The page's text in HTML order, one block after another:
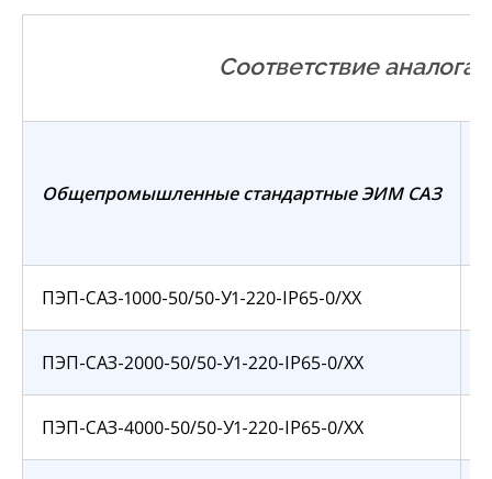
Соответствие аналогам
Общепромышленные стандартные ЭИМ САЗ
ПЭП-САЗ-1000-50/50-У1-220-IP65-0/ХХ
ПЭП-САЗ-2000-50/50-У1-220-IP65-0/ХХ
ПЭП-САЗ-4000-50/50-У1-220-IP65-0/ХХ